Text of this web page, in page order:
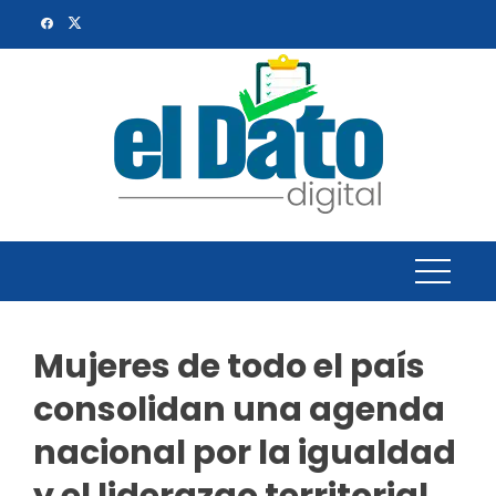
Mujeres de todo el país
consolidan una agenda
nacional por la igualdad